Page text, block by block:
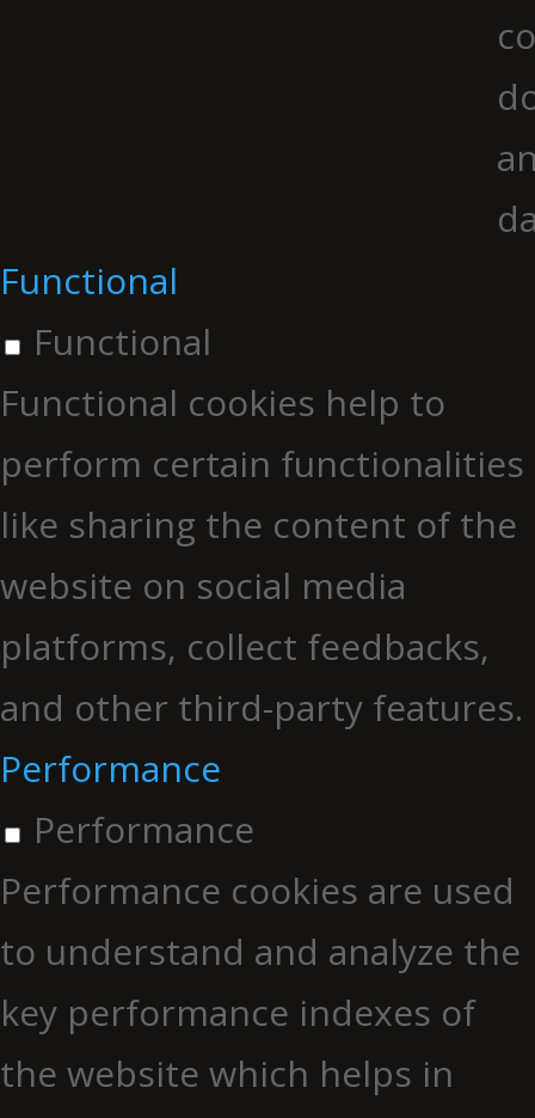
Functional
Functional
Functional cookies help to
perform certain functionalities
like sharing the content of the
website on social media
platforms, collect feedbacks,
and other third-party features.
Performance
Performance
Performance cookies are used
to understand and analyze the
key performance indexes of
the website which helps in